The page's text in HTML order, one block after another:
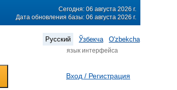
Сегодня: 06 августа 2026 г.
Дата обновления базы: 06 августа 2026 г.
Русский Ўзбекча O'zbekcha
язык интерфейса
Вход / Регистрация